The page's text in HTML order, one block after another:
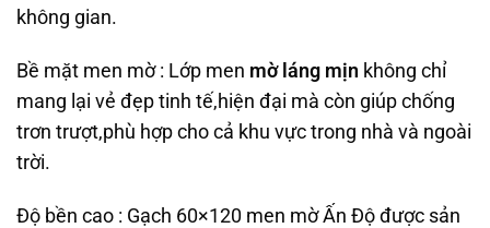
không gian.
Bề mặt men mờ : Lớp men mờ láng mịn không chỉ
mang lại vẻ đẹp tinh tế,hiện đại mà còn giúp chống
trơn trượt,phù hợp cho cả khu vực trong nhà và ngoài
trời.
Độ bền cao : Gạch 60×120 men mờ Ấn Độ được sản